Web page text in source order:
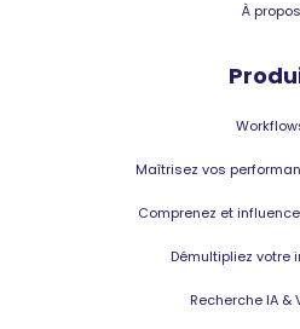
À propos
Maîtrisez vos
Comprenez et
Démultipliez votre
Recherche IA &